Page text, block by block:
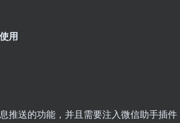
用
推送的功能，并且需要注入微信助手插